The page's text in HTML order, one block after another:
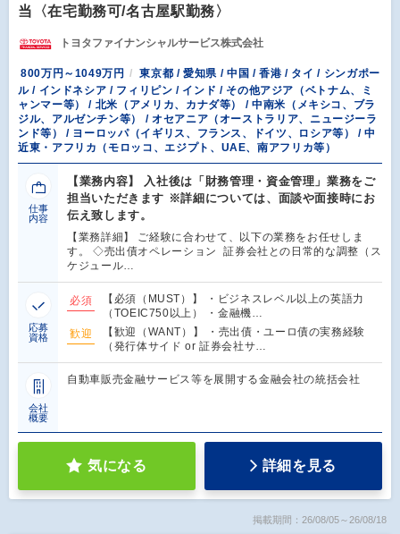
当〈在宅勤務可/名古屋駅勤務〉
トヨタファイナンシャルサービス株式会社
800万円～1049万円
東京都 / 愛知県 / 中国 / 香港 / タイ / シンガポー
ル / インドネシア / フィリピン / インド / その他アジア（ベトナム、ミ
ャンマー等） / 北米（アメリカ、カナダ等） / 中南米（メキシコ、ブラ
ジル、アルゼンチン等） / オセアニア（オーストラリア、ニュージーラ
ンド等） / ヨーロッパ（イギリス、フランス、ドイツ、ロシア等） / 中
近東・アフリカ（モロッコ、エジプト、UAE、南アフリカ等）
仕事
内容
【業務内容】 入社後は「財務管理・資金管理」業務をご
担当いただきます ※詳細については、面談や面接時にお
伝え致します。
【業務詳細】 ご経験に合わせて、以下の業務をお任せしま
す。 ◇売出債オペレーション 証券会社との日常的な調整（ス
ケジュール…
応募
資格
必須
【必須（MUST）】 ・ビジネスレベル以上の英語力
（TOEIC750以上） ・金融機…
歓迎
【歓迎（WANT）】 ・売出債・ユーロ債の実務経験
（発行体サイド or 証券会社サ…
会社
概要
自動車販売金融サービス等を展開する金融会社の統括会社
気になる 詳細を見る
掲載期間：26/08/05～26/08/18